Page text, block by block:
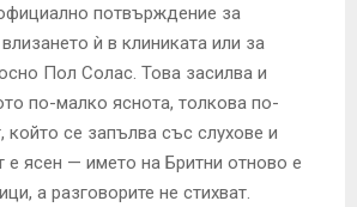
потвърждение за
ѝ в клиниката или за
Пол Солас. Това засилва и
по-малко яснота, толкова по-
който се запълва със слухове и
е ясен — името на Бритни отново е
а разговорите не стихват.